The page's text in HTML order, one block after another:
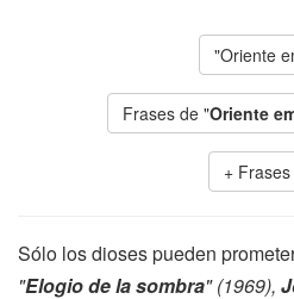
"Oriente
Frases de "Oriente
Sólo los dioses pueden
"Elogio de la sombra" (1969),